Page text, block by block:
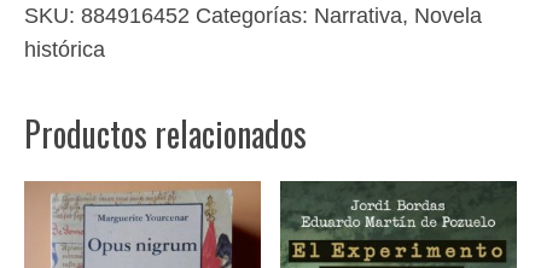
ámbar
cantidad
SKU: 884916452 Categorías: Narrativa, Novela
histórica
Productos relacionados